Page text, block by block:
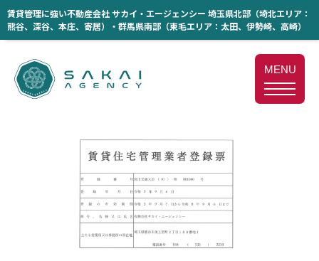
賃貸管理に強い不動産会社 サカイ・エージェンシー 埼玉県北部（埼北エリア：
熊谷、深谷、本庄、寄居）・群馬県南部（東毛エリア：太田、伊勢崎、高崎）
MENU